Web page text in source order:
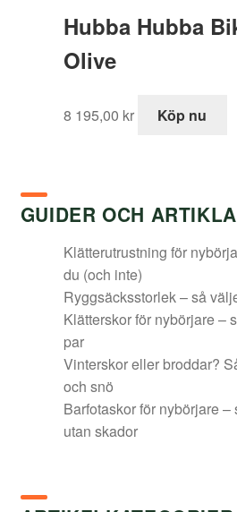
Hubba Hubba
Olive
8 195,00 kr Köp nu
GUIDER OCH
Klätterutrustning för
du (och inte)
Ryggsäcksstorlek – så
Klätterskor för nybörjare –
par
Vinterskor eller broddar?
och snö
Barfotaskor för nybörjare –
utan skador